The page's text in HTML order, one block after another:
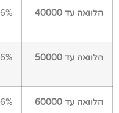
הלוואה עד 40000 6%
הלוואה עד 50000 6%
הלוואה עד 60000 6%